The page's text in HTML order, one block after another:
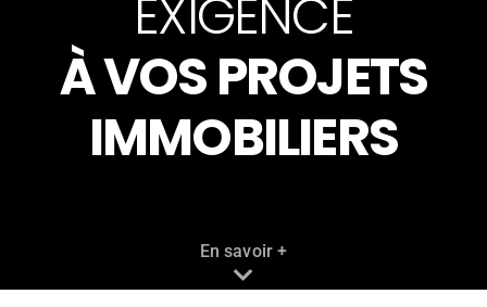
EXIGENCE
À VOS PROJETS
IMMOBILIERS
En savoir +